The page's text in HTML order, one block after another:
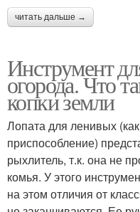
читать дальше →
Инструмент
огорода. Что
копки земли
Лопата для ленивых
приспособление)
рыхлитель, т.к. она не
комья. У этого
на этом отличия от